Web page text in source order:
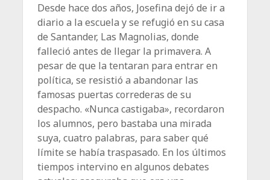
Desde hace dos años, Josefina dejó de ir a
diario a la escuela y se refugió en su casa
de Santander, Las Magnolias, donde
falleció antes de llegar la primavera. A
pesar de que la tentaran para entrar en
política, se resistió a abandonar las
famosas puertas correderas de su
despacho. «Nunca castigaba», recordaron
los alumnos, pero bastaba una mirada
suya, cuatro palabras, para saber qué
límite se había traspasado. En los últimos
tiempos intervino en algunos debates